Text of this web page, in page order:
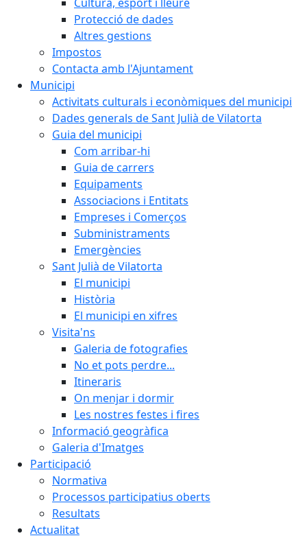
Protecció de dades
Altres gestions
Impostos
Contacta amb l'Ajuntament
Municipi
Activitats culturals i econòmiques del municipi
Dades generals de Sant Julià de Vilatorta
Guia del municipi
Com arribar-hi
Guia de carrers
Equipaments
Associacions i Entitats
Empreses i Comerços
Subministraments
Emergències
Sant Julià de Vilatorta
El municipi
Història
El municipi en xifres
Visita'ns
Galeria de fotografies
No et pots perdre...
Itineraris
On menjar i dormir
Les nostres festes i fires
Informació geogràfica
Galeria d'Imatges
Participació
Normativa
Processos participatius oberts
Resultats
Actualitat